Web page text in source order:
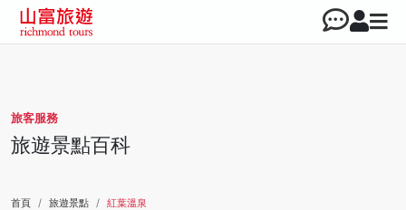
旅客服務
旅遊景點百科
首頁 旅遊景點 紅葉溫泉